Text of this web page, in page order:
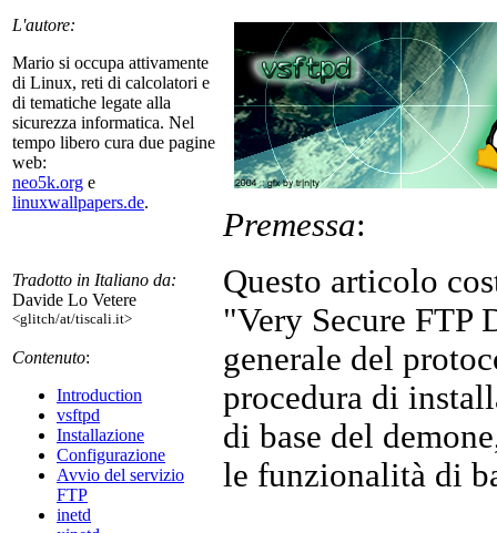
L'autore:
Mario si occupa attivamente
di Linux, reti di calcolatori e
di tematiche legate alla
sicurezza informatica. Nel
tempo libero cura due pagine
web:
neo5k.org e
linuxwallpapers.de.
Tradotto in Italiano da:
Davide Lo Vetere
<glitch/at/tiscali.it>
Contenuto:
Introduction
vsftpd
Installazione
Configurazione
Avvio del servizio
FTP
inetd
Premessa:
Questo articolo
"Very Secure FTP
generale del
procedura di
di base del
le funzionalità di